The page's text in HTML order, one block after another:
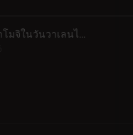
ตอนที่ 36 ตำโมจิในวันวาเลนไทน์